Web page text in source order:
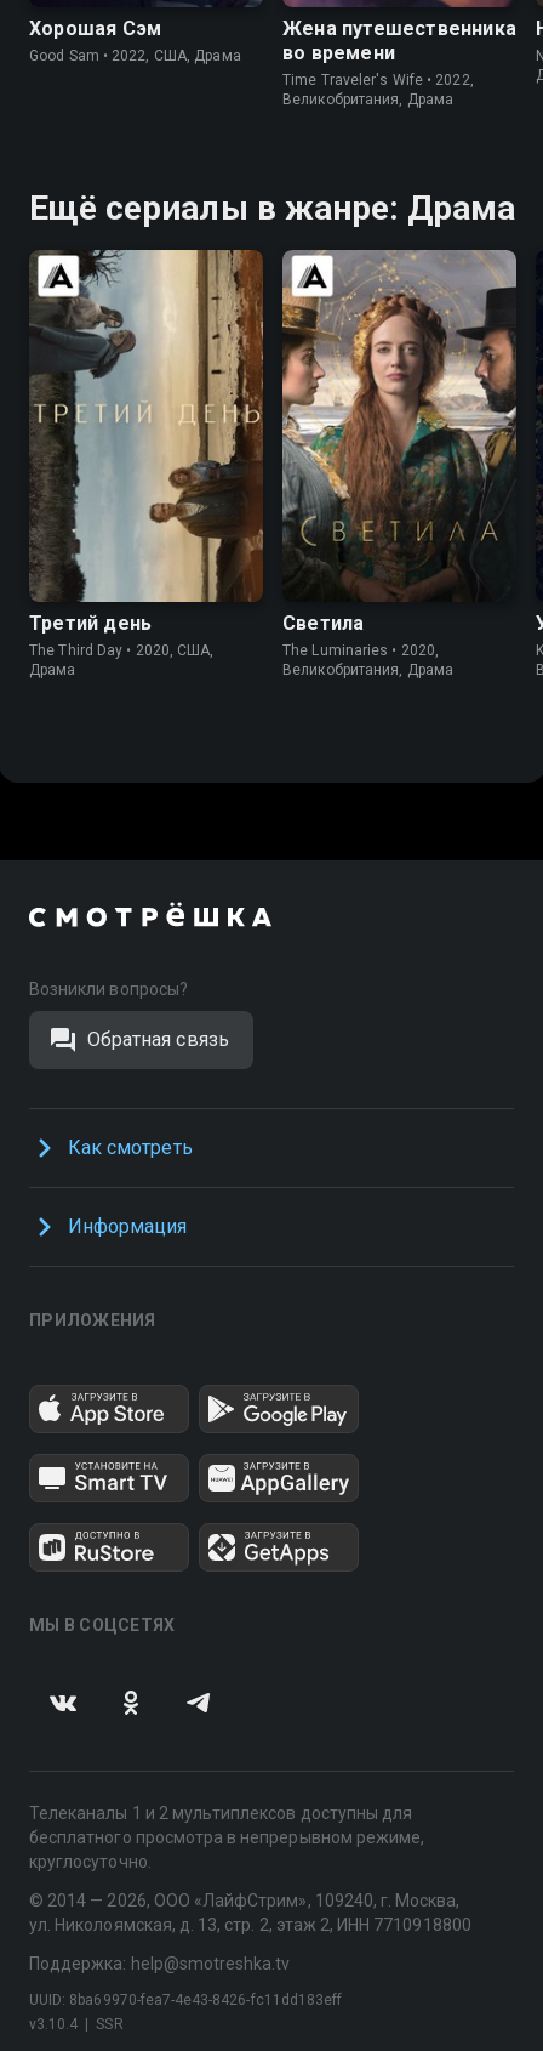
Хорошая Сэм
Good Sam • 2022, США, Драма
Жена путешественника
во времени
Time Traveler's Wife • 2022,
Великобритания, Драма
Ещё сериалы в жанре: Драма
6.2
Третий день
The Third Day • 2020, США,
Драма
7.0 6.4
Светила
The Luminaries • 2020,
Великобритания, Драма
Возникли вопросы?
Обратная связь
Как смотреть
Информация
ПРИЛОЖЕНИЯ
МЫ В СОЦСЕТЯХ
Телеканалы 1 и 2 мультиплексов доступны для
бесплатного просмотра в непрерывном режиме,
круглосуточно.
© 2014 — 2026, ООО «ЛайфСтрим», 109240, г. Москва,
ул. Николоямская, д. 13, стр. 2, этаж 2, ИНН 7710918800
Поддержка: help@smotreshka.tv
v3.10.4 SSR
UUID: 8ba69970-fea7-4e43-8426-fc11dd183eff